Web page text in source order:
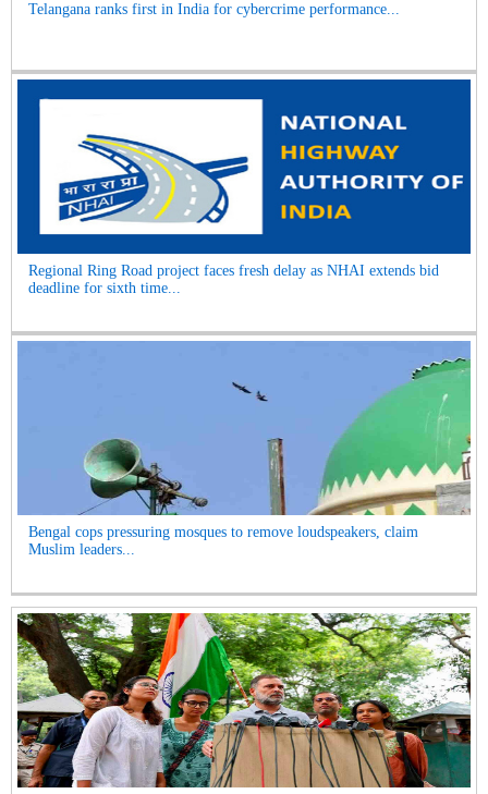
Telangana ranks first in India for cybercrime performance...
Regional Ring Road project faces fresh delay as NHAI extends bid
deadline for sixth time...
Bengal cops pressuring mosques to remove loudspeakers, claim
Muslim leaders...